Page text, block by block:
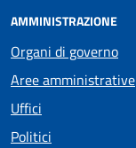
AMMINISTRAZIONE
Organi di governo
Aree amministrative
Uffici
Politici